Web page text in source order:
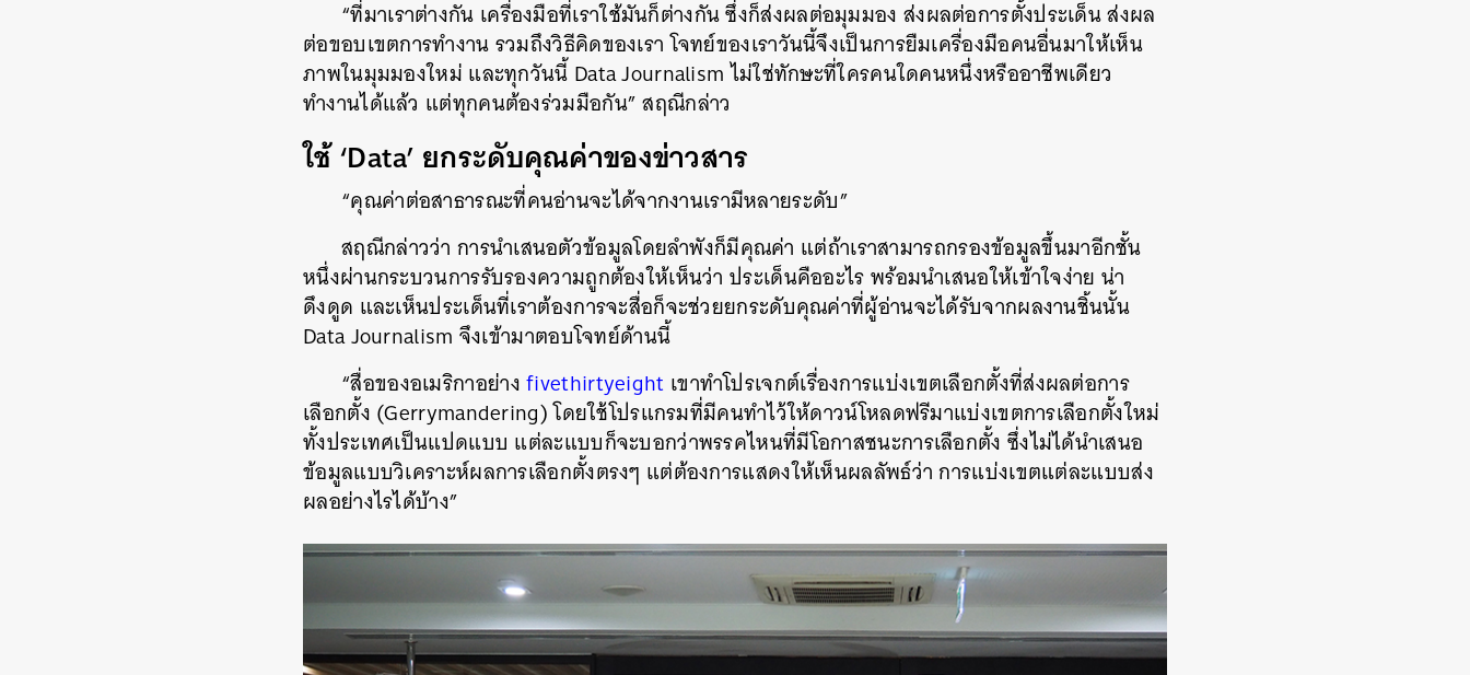
“ที่มาเราต่างกัน เครื่องมือที่เราใช้มันก็ต่างกัน ซึ่งก็ส่งผลต่อมุมมอง ส่งผลต่อการตั้งประเด็น ส่งผล
ต่อขอบเขตการทำงาน รวมถึงวิธีคิดของเรา โจทย์ของเราวันนี้จึงเป็นการยืมเครื่องมือคนอื่นมาให้เห็น
ภาพในมุมมองใหม่ และทุกวันนี้ Data Journalism ไม่ใช่ทักษะที่ใครคนใดคนหนึ่งหรืออาชีพเดียว
ทำงานได้แล้ว แต่ทุกคนต้องร่วมมือกัน” สฤณีกล่าว
ใช้ ‘Data’ ยกระดับคุณค่าของข่าวสาร
“คุณค่าต่อสาธารณะที่คนอ่านจะได้จากงานเรามีหลายระดับ”
สฤณีกล่าวว่า การนำเสนอตัวข้อมูลโดยลำพังก็มีคุณค่า แต่ถ้าเราสามารถกรองข้อมูลขึ้นมาอีกชั้น
หนึ่งผ่านกระบวนการรับรองความถูกต้องให้เห็นว่า ประเด็นคืออะไร พร้อมนำเสนอให้เข้าใจง่าย น่า
ดึงดูด และเห็นประเด็นที่เราต้องการจะสื่อก็จะช่วยยกระดับคุณค่าที่ผู้อ่านจะได้รับจากผลงานชิ้นนั้น
Data Journalism จึงเข้ามาตอบโจทย์ด้านนี้
“สื่อของอเมริกาอย่างfivethirtyeight เขาทำโปรเจกต์เรื่องการแบ่งเขตเลือกตั้งที่ส่งผลต่อการ
เลือกตั้ง (Gerrymandering) โดยใช้โปรแกรมที่มีคนทำไว้ให้ดาวน์โหลดฟรีมาแบ่งเขตการเลือกตั้งใหม่
ทั้งประเทศเป็นแปดแบบ แต่ละแบบก็จะบอกว่าพรรคไหนที่มีโอกาสชนะการเลือกตั้ง ซึ่งไม่ได้นำเสนอ
ข้อมูลแบบวิเคราะห์ผลการเลือกตั้งตรงๆ แต่ต้องการแสดงให้เห็นผลลัพธ์ว่า การแบ่งเขตแต่ละแบบส่ง
ผลอย่างไรได้บ้าง”